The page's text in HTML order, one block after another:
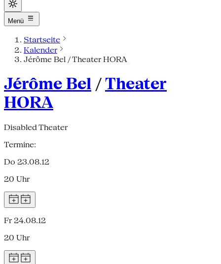
Menü
Startseite
Kalender
Jérôme Bel / Theater HORA
Jérôme Bel /Theater
HORA
Disabled Theater
Termine:
Do 23.08.12
20 Uhr
Fr 24.08.12
20 Uhr